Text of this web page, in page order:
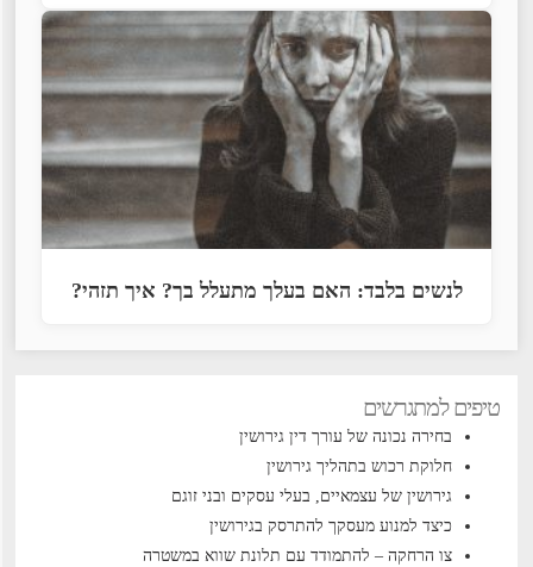
לנשים בלבד: האם בעלך מתעלל בך? איך תזהי?
טיפים למתגרשים
בחירה נכונה של עורך דין גירושין
חלוקת רכוש בתהליך גירושין
גירושין של עצמאיים, בעלי עסקים ובני זוגם
כיצד למנוע מעסקך להתרסק בגירושין
צו הרחקה – להתמודד עם תלונת שווא במשטרה